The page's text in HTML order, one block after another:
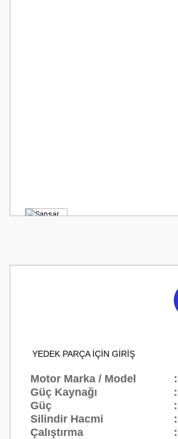
YEDEK PARÇA İÇİN GİRİŞ
Motor Marka / Model :
Güç Kaynağı
:
Güç
:
Silindir Hacmi
:
Çalıştırma
: